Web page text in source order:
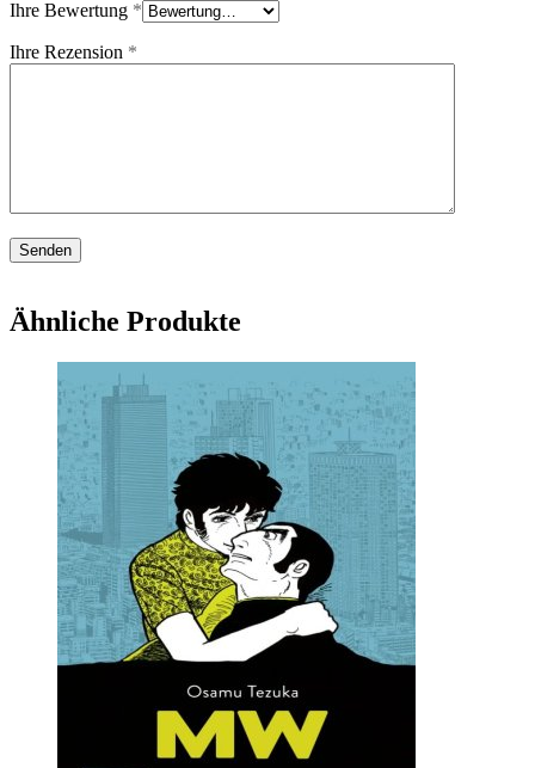
Ihre Bewertung *
Ihre Rezension *
Ähnliche Produkte